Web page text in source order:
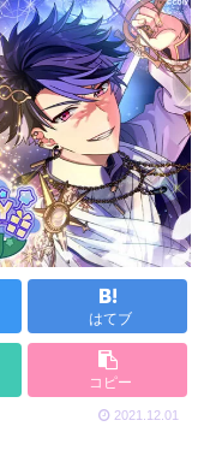
はてブ
コピー
2021.12.01